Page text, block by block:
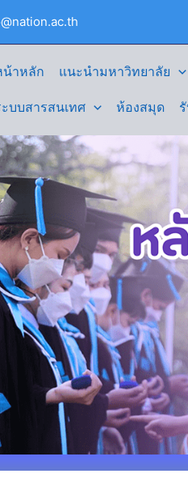
น้าหลัก แนะนำมหาวิทยาลัย
ะบบสารสนเทศ ห้องสมุด